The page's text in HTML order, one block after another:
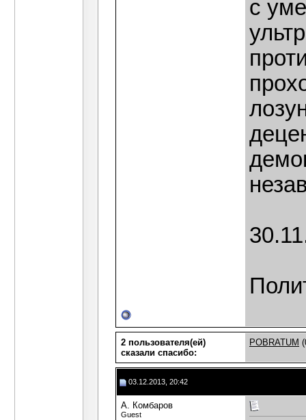
с
2 пользователя(ей)
сказали cпасибо:
POBRATUM
03.12.2013, 20:42
А. Комбаров
Guest